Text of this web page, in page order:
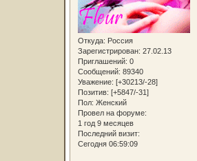
Откуда: Россия
Зарегистрирован: 27.02.13
Приглашений: 0
Сообщений: 89340
Уважение: [+30213/-28]
Позитив: [+5847/-31]
Пол: Женский
Провел на форуме:
1 год 9 месяцев
Последний визит:
Сегодня 06:59:09